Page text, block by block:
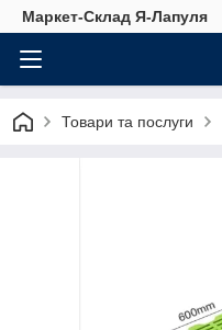
Маркет-Склад Я-Лапуля
Товари та послуги